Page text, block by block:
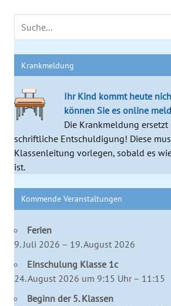
Krankmeldung
Ihr Kind kommt heute
können Sie es online
Die Krankmeldung
schriftliche Entschuldigung! Diese
Klassenleitung vorlegen, sobald es
ist.
Kommende Veranstaltungen
Ferien
9. Juli 2026 – 19. August 2026
Einschulung Klasse 1c
24. August 2026 um 9:15 Uhr – 11:15
Beginn der 5. Klassen